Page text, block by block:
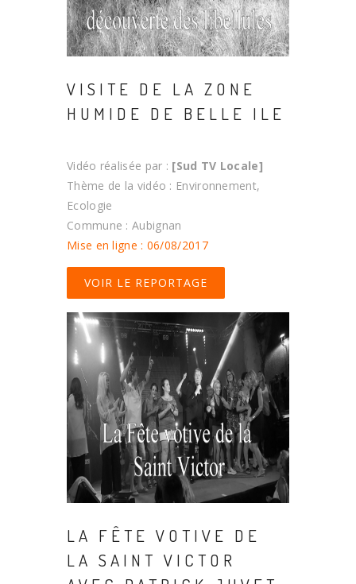
VISITE DE LA ZONE
HUMIDE DE BELLE ILE
Vidéo réalisée par : [Sud TV Locale]
Thème de la vidéo : Environnement,
Ecologie
Commune : Aubignan
Mise en ligne : 06/08/2017
VOIR LE REPORTAGE
LA FÊTE VOTIVE DE
LA SAINT VICTOR